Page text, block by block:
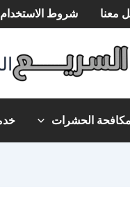
معنا شروط الاستخدام
الحشرات